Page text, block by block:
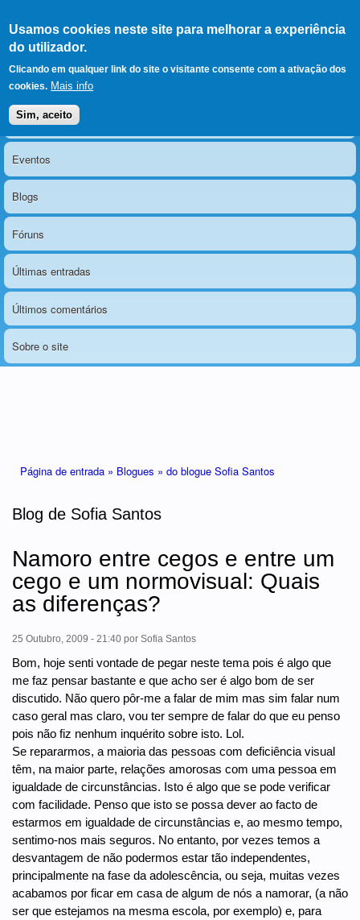
Usamos cookies neste site para melhorar a experiência
do utilizador.
Clicando em qualquer link do site o visitante consente com a ativação dos
cookies. Mais info
Sim, aceito
LERPARAVER , ir para a
página principal
O portal da visão diferente
Menu principal
Notícias
Eventos
Blogs
Fóruns
Últimas entradas
Últimos comentários
Sobre o site
Página de entrada » Blogues » do blogue Sofia Santos
Blog de Sofia Santos
Namoro entre cegos e entre um
cego e um normovisual: Quais
as diferenças?
25 Outubro, 2009 - 21:40 por Sofia Santos
Bom, hoje senti vontade de pegar neste tema pois é algo que
me faz pensar bastante e que acho ser é algo bom de ser
discutido. Não quero pôr-me a falar de mim mas sim falar num
caso geral mas claro, vou ter sempre de falar do que eu penso
pois não fiz nenhum inquérito sobre isto. Lol.
Se repararmos, a maioria das pessoas com deficiência visual
têm, na maior parte, relações amorosas com uma pessoa em
igualdade de circunstâncias. Isto é algo que se pode verificar
com facilidade. Penso que isto se possa dever ao facto de
estarmos em igualdade de circunstâncias e, ao mesmo tempo,
sentimo-nos mais seguros. No entanto, por vezes temos a
desvantagem de não podermos estar tão independentes,
principalmente na fase da adolescência, ou seja, muitas vezes
acabamos por ficar em casa de algum de nós a namorar, (a não
ser que estejamos na mesma escola, por exemplo) e, para